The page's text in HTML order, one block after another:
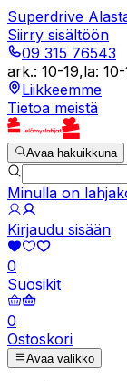
Superdrive
Siirry sisältöön
09 315 76543
ark.: 10-19,la:
Liikkeemme
Tietoa meistä
Avaa hakuikkuna
Minulla on
Kirjaudu sisään
0
Suosikit
0
Ostoskori
Avaa valikko